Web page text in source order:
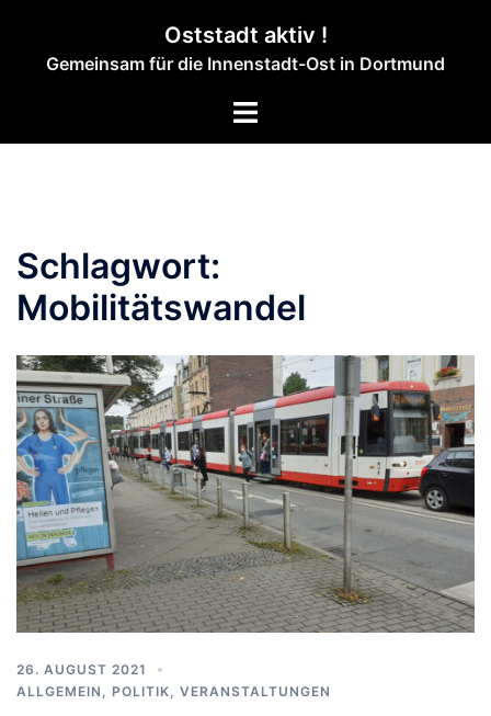
springen
Oststadt aktiv !
Gemeinsam für die Innenstadt-Ost in Dortmund
Menü
Schlagwort:
Mobilitätswandel
26. AUGUST 2021
ALLGEMEIN
POLITIK VERANSTALTUNGEN